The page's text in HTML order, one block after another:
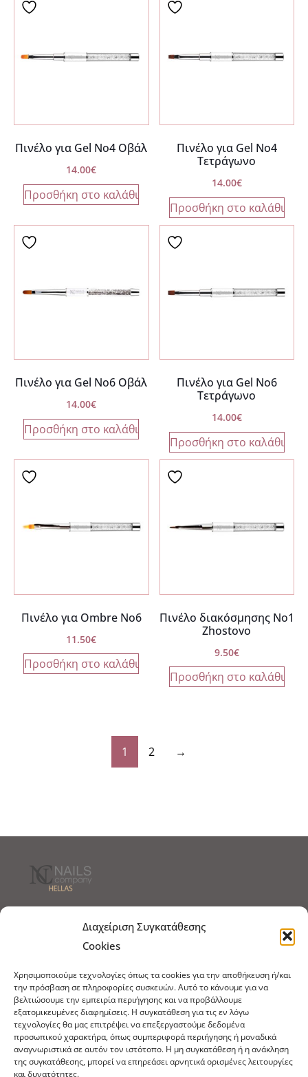
Διαχείριση Συγκατάθεσης
Cookies
Χρησιμοποιούμε τεχνολογίες όπως τα cookies για την αποθήκευση ή/και
την πρόσβαση σε πληροφορίες συσκευών. Αυτό το κάνουμε για να
βελτιώσουμε την εμπειρία περιήγησης και να προβάλλουμε
εξατομικευμένες διαφημίσεις. Η συγκατάθεση για τις εν λόγω
τεχνολογίες θα μας επιτρέψει να επεξεργαστούμε δεδομένα
προσωπικού χαρακτήρα, όπως συμπεριφορά περιήγησης ή μοναδικά
αναγνωριστικά σε αυτόν τον ιστότοπο. Η μη συγκατάθεση ή η ανάκληση
της συγκατάθεσης, μπορεί να επηρεάσει αρνητικά ορισμένες λειτουργίες
και δυνατότητες.
Πινέλο για Gel Νο4 Οβάλ
14.00€
Προσθήκη στο καλάθι
Πινέλο για Gel Νο4
Τετράγωνο
14.00€
Προσθήκη στο καλάθι
Πινέλο για Gel Νο6 Οβάλ
14.00€
Προσθήκη στο καλάθι
Πινέλο για Gel Νο6
Τετράγωνο
14.00€
Προσθήκη στο καλάθι
Πινέλο για Ombre Νο6
11.50€
Προσθήκη στο καλάθι
Πινέλο διακόσμησης Νο1
Zhostovo
9.50€
Προσθήκη στο καλάθι
1 2 →
Τρόποι Παραγγελίας
Πολιτική Cookies
Εμπόριο Ειδών Ονυχοπλαστικής, Καλλωπισμού
άκρων και αξεσουάρ
τηλ: 213-0415386
info@ncnails.gr